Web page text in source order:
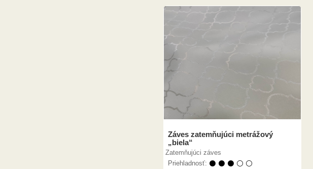
Záves zatemňujúci metrážový
„biela“
Zatemňujúci záves
Priehladnosť: ⚫ ⚫ ⚫ ⚪ ⚪